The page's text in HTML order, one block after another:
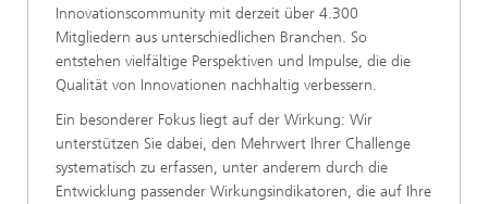
Innovationscommunity mit derzeit über 4.300
Mitgliedern aus unterschiedlichen Branchen. So
entstehen vielfältige Perspektiven und Impulse, die die
Qualität von Innovationen nachhaltig verbessern.
Ein besonderer Fokus liegt auf der Wirkung: Wir
unterstützen Sie dabei, den Mehrwert Ihrer Challenge
systematisch zu erfassen, unter anderem durch die
Entwicklung passender Wirkungsindikatoren, die auf Ihre